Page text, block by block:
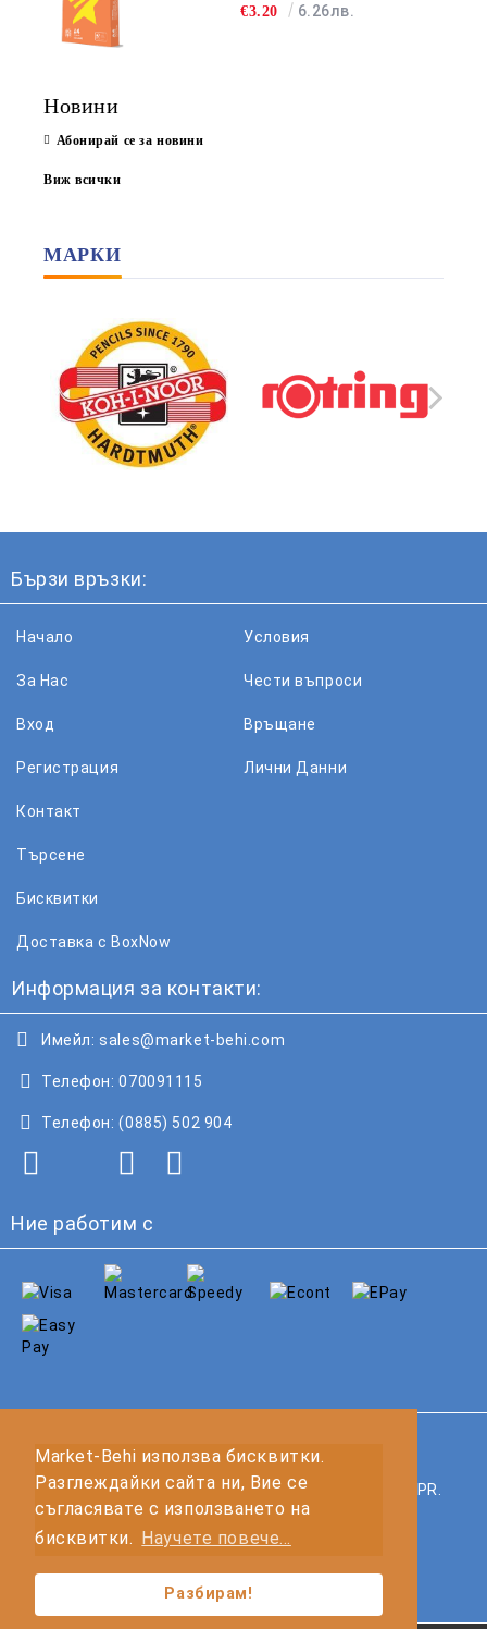
Market-Behi използва бисквитки.
Разглеждайки сайта ни, Вие се
съгласявате с използването на
бисквитки.
Научете повече...
Разбирам!
€3.20
6.26лв.
Новини
Абонирай се за новини
Виж всички
МАРКИ
Бързи връзки:
Начало
За Нас
Вход
Регистрация
Условия
Чести въпроси
Връщане
Лични Данни
Контакт
Търсене
Бисквитки
Доставка с BoxNow
Информация за контакти:
Имейл: sales@market-behi.com
Телефон: 070091115
Телефон: (0885) 502 904
Ние работим с
Нашият онлайн магазин е 100% съобразен с GDPR.
Моите лични данни